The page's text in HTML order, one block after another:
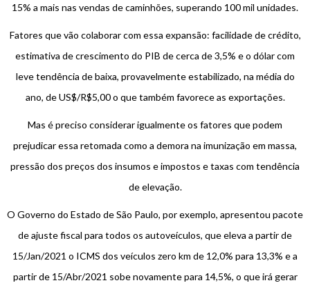
15% a mais nas vendas de caminhões, superando 100 mil unidades.
Fatores que vão colaborar com essa expansão: facilidade de crédito,
estimativa de crescimento do PIB de cerca de 3,5% e o dólar com
leve tendência de baixa, provavelmente estabilizado, na média do
ano, de US$/R$5,00 o que também favorece as exportações.
Mas é preciso considerar igualmente os fatores que podem
prejudicar essa retomada como a demora na imunização em massa,
pressão dos preços dos insumos e impostos e taxas com tendência
de elevação.
O Governo do Estado de São Paulo, por exemplo, apresentou pacote
de ajuste fiscal para todos os autoveículos, que eleva a partir de
15/Jan/2021 o ICMS dos veículos zero km de 12,0% para 13,3% e a
partir de 15/Abr/2021 sobe novamente para 14,5%, o que irá gerar